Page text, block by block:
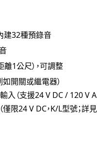
建32種預錄音
1公尺），可調整
開關或繼電器）
入（支援24 V DC / 120 V
限24 V DC，K/L型號；詳